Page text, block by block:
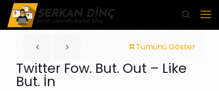
Tümünü Göster
Twitter Fow. But. Out – Like
But. İn